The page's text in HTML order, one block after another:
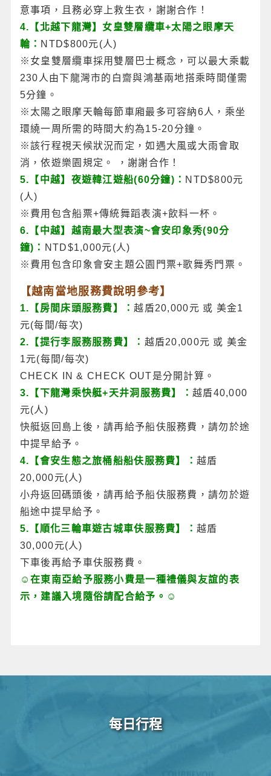
意事項，且務必穿上救生衣，謝謝合作！
4.【北越下龍灣】女皇雙層纜車+太陽之眼摩天
輪： NTD$800元(人)
※女皇雙層纜車採用雙層巴士概念，可以最大乘載
230人由下龍灣市的白齋與鴻基兩地搭乘時間僅需
5分鐘。
※太陽之眼摩天輪每節車廂最多可容納6人，乘坐
環繞一周所需的時間大約為15-20分鐘。
※該行程視天候狀況而定，如遇大風或大雨會取
消，依遊樂園規定。 ，謝謝合作！
5.【中越】夜遊韓江遊船(60分鐘)： NTD$800元
(人)
※費用包含船票+傳統舞蹈表演+飲料一杯。
6.【中越】越南最大型表演~會安印象秀(90分
鐘)： NTD$1,000元(人)
※費用包含印象會安主題公園門票+歌舞秀門票。
【越南當地服務費說明參考】
1.【房間床頭服務費】：越盾20,000元 或 美金1
元(每間/每次)
2.【提行李服務服務費】： 越盾20,000元 或 美金
1元(每間/每次)
CHECK IN & CHECK OUT是分開計算。
3.【下龍灣乘快艇+天井洞服務費】： 越盾40,000
元(人)
快艇返回島上後，請再給予船伕服務費，請勿於途
中提早給予。
4.【會安生態之旅桶船船伕服務費】： 越盾
20,000元(人)
小舟返回碼頭後，請再給予船伕服務費，請勿於遊
船途中提早給予。
5.【順化三輪車遊古城車伕服務費】： 越盾
30,000元(人)
下車後再給予車伕服務費。
☺在東南亞給予服務小費是一種禮儀與友誼的表
示，建議入境隨俗請配合給予。☺
每日行程